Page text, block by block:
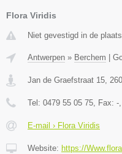
Flora Viridis
Niet gevestigd in de
Antwerpen » Berchem
Jan de Graefstraat 15,
Tel: 0479 55 05 75, Fax: -
E-mail › Flora Viridis
Website: https://